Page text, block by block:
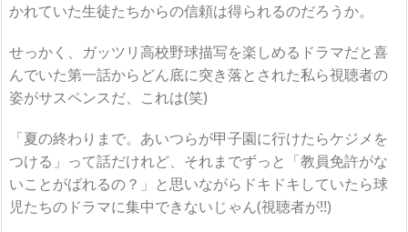
かれていた生徒たちからの信頼は得られるのだろうか。
せっかく、ガッツリ高校野球描写を楽しめるドラマだと喜
んでいた第一話からどん底に突き落とされた私ら視聴者の
姿がサスペンスだ、これは(笑)
「夏の終わりまで。あいつらが甲子園に行けたらケジメを
つける」って話だけれど、それまでずっと「教員免許がな
いことがばれるの？」と思いながらドキドキしていたら球
児たちのドラマに集中できないじゃん(視聴者が!!)